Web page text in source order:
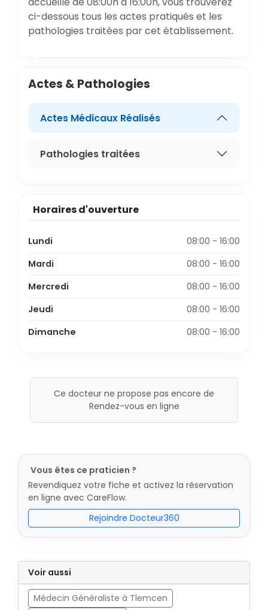
ci-dessous tous les actes pratiqués et les
pathologies traitées par cet établissement.
Actes & Pathologies
Actes Médicaux Réalisés
Pathologies traitées
Horaires d'ouverture
Lundi
08:00 - 16:00
Mardi
08:00 - 16:00
Mercredi
08:00 - 16:00
Jeudi
08:00 - 16:00
Dimanche
08:00 - 16:00
Ce docteur ne propose pas encore de
Rendez-vous en ligne
Vous êtes ce praticien ?
Revendiquez votre fiche et activez la réservation
en ligne avec CareFlow.
Rejoindre Docteur360
Voir aussi
Médecin Généraliste à Tlemcen